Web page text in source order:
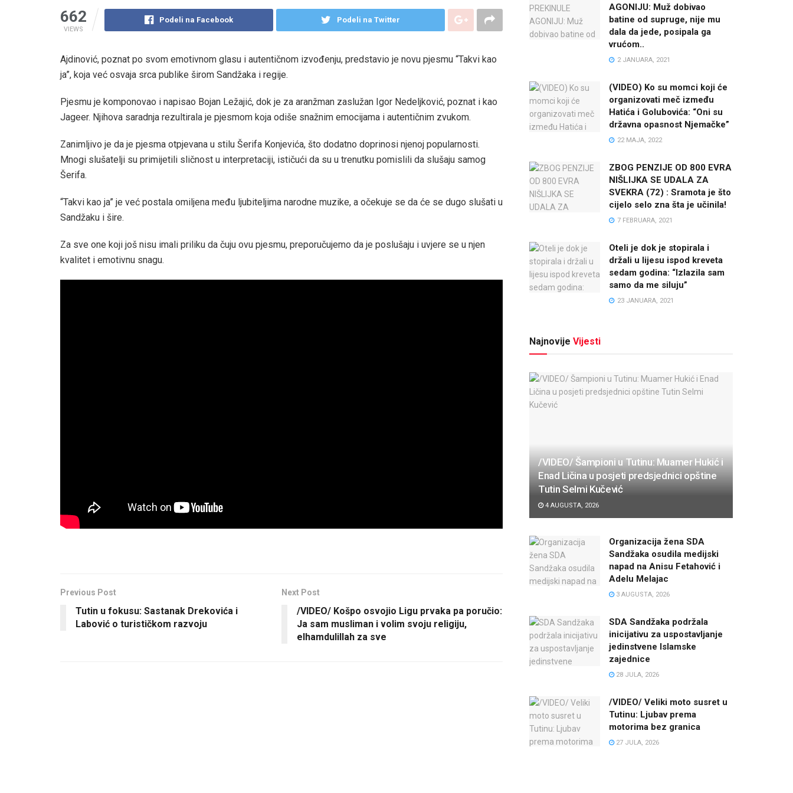
662
VIEWS
Podeli na Facebook Podeli na Twitter
Ajdinović, poznat po svom emotivnom glasu i autentičnom izvođenju, predstavio je novu pjesmu “Takvi kao
ja”, koja već osvaja srca publike širom Sandžaka i regije.
Pjesmu je komponovao i napisao Bojan Ležajić, dok je za aranžman zaslužan Igor Nedeljković, poznat i kao
Jageer. Njihova saradnja rezultirala je pjesmom koja odiše snažnim emocijama i autentičnim zvukom.
Zanimljivo je da je pjesma otpjevana u stilu Šerifa Konjevića, što dodatno doprinosi njenoj popularnosti.
Mnogi slušatelji su primijetili sličnost u interpretaciji, ističući da su u trenutku pomislili da slušaju samog
Šerifa.
“Takvi kao ja” je već postala omiljena među ljubiteljima narodne muzike, a očekuje se da će se dugo slušati u
Sandžaku i šire.
Za sve one koji još nisu imali priliku da čuju ovu pjesmu, preporučujemo da je poslušaju i uvjere se u njen
kvalitet i emotivnu snagu.
Previous Post
Tutin u fokusu: Sastanak Drekovića i
Labović o turističkom razvoju
Next Post
/VIDEO/ Košpo osvojio Ligu prvaka pa poručio:
Ja sam musliman i volim svoju religiju,
elhamdulillah za sve
AGONIJU: Muž dobivao
batine od supruge, nije mu
dala da jede, posipala ga
vrućom..
2 JANUARA, 2021
(VIDEO) Ko su momci koji će
organizovati meč između
Hatića i Golubovića: “Oni su
državna opasnost Njemačke”
22 MAJA, 2022
ZBOG PENZIJE OD 800 EVRA
NIŠLIJKA SE UDALA ZA
SVEKRA (72) : Sramota je što
cijelo selo zna šta je učinila!
7 FEBRUARA, 2021
Oteli je dok je stopirala i
držali u lijesu ispod kreveta
sedam godina: “Izlazila sam
samo da me siluju”
23 JANUARA, 2021
Najnovije Vijesti
/VIDEO/ Šampioni u Tutinu: Muamer Hukić i
Enad Ličina u posjeti predsjednici opštine
Tutin Selmi Kučević
4 AUGUSTA, 2026
Organizacija žena SDA
Sandžaka osudila medijski
napad na Anisu Fetahović i
Adelu Melajac
3 AUGUSTA, 2026
SDA Sandžaka podržala
inicijativu za uspostavljanje
jedinstvene Islamske
zajednice
28 JULA, 2026
/VIDEO/ Veliki moto susret u
Tutinu: Ljubav prema
motorima bez granica
27 JULA, 2026